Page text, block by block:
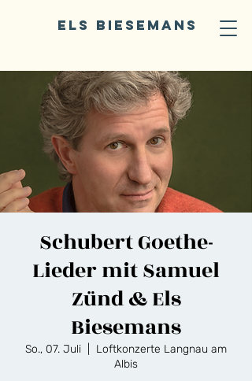
ELS BIESEMANS
Schubert Goethe-
Lieder mit Samuel
Zünd & Els
Biesemans
So., 07. Juli
Loftkonzerte Langnau am
Albis